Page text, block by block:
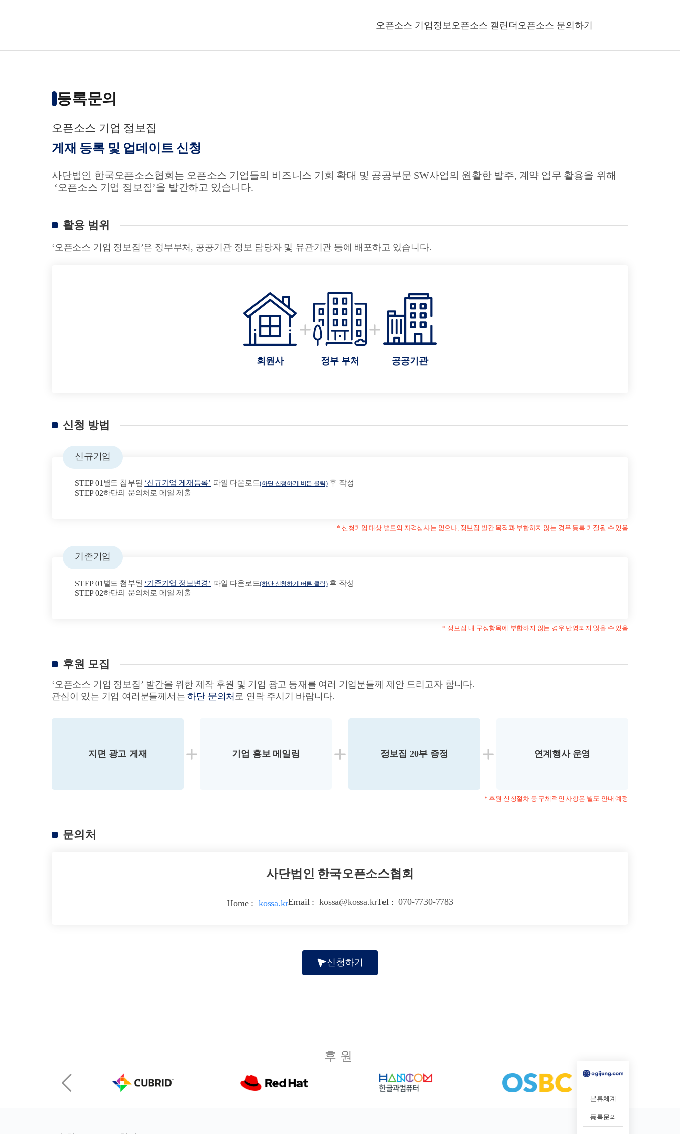
오픈소스 기업정보 오픈소스 캘린더 오픈소스 문의하기
분류체계
등록문의
등록문의
오픈소스 기업 정보집
게재 등록 및 업데이트 신청
사단법인 한국오픈소스협회는 오픈소스 기업들의 비즈니스 기회 확대 및 공공부문 SW사업의 원활한 발주, 계약 업무 활용을 위해
‘오픈소스 기업 정보집’을 발간하고 있습니다.
활용 범위
‘오픈소스 기업 정보집’은 정부부처, 공공기관 정보 담당자 및 유관기관 등에 배포하고 있습니다.
회원사 정부 부처 공공기관
신청 방법
신규기업
STEP 01 별도 첨부된 ‘신규기업 게재등록’ 파일 다운로드(하단 신청하기 버튼 클릭)후 작성
STEP 02하단의 문의처로 메일 제출
* 신청기업 대상 별도의 자격심사는 없으나, 정보집 발간 목적과 부합하지 않는 경우 등록 거절될 수 있음
기존기업
STEP 01 별도 첨부된 ‘기존기업 정보변경’ 파일 다운로드(하단 신청하기 버튼 클릭)후 작성
STEP 02하단의 문의처로 메일 제출
* 정보집 내 구성항목에 부합하지 않는 경우 반영되지 않을 수 있음
후원 모집
‘오픈소스 기업 정보집’ 발간을 위한 제작 후원 및 기업 광고 등재를 여러 기업분들께 제안 드리고자 합니다.
관심이 있는 기업 여러분들께서는하단 문의처 로 연락 주시기 바랍니다.
지면 광고 게재 기업 홍보 메일링 정보집 20부 증정 연계행사 운영
* 후원 신청절차 등 구체적인 사항은 별도 안내 예정
문의처
사단법인 한국오픈소스협회
Home : kossa.krEmail : kossa@kossa.krTel : 070-7730-7783
신청하기
후원